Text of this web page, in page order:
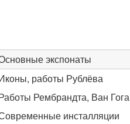
экспонаты
работы Рублёва
Рембрандта, Ван Гога
инсталляции